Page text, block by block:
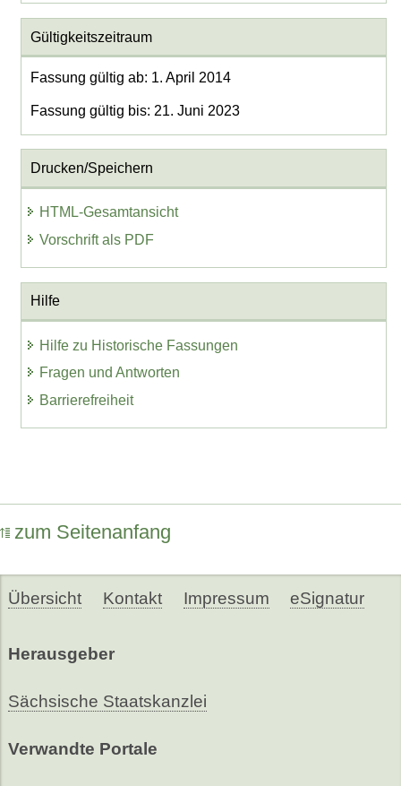
Gültigkeitszeitraum
Fassung gültig ab: 1. April 2014
Fassung gültig bis: 21. Juni 2023
Drucken/Speichern
HTML-Gesamtansicht
Vorschrift als PDF
Hilfe
Hilfe zu Historische Fassungen
Fragen und Antworten
Barrierefreiheit
zum Seitenanfang
Übersicht Kontakt Impressum eSignatur
Herausgeber
Sächsische Staatskanzlei
Verwandte Portale